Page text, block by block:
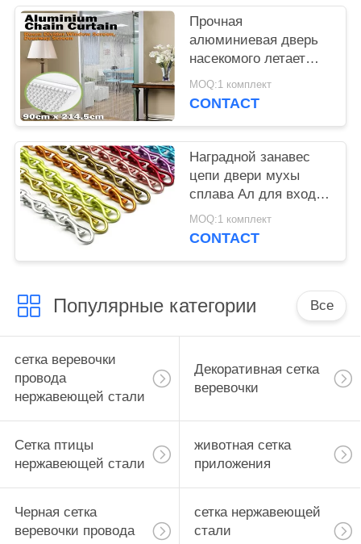
Прочная
алюминиевая дверь
насекомого летает
занавес экрана
цепной для
MOQ:1 комплект
CONTACT
Наградной занавес
цепи двери мухы
сплава Ал для входов
для того чтобы
держать вне
MOQ:1 комплект
CONTACT
Популярные категории Все
сетка веревочки
провода
нержавеющей стали
Декоративная сетка
веревочки
Сетка птицы
нержавеющей стали
животная сетка
приложения
Черная сетка
веревочки провода
сетка нержавеющей
стали